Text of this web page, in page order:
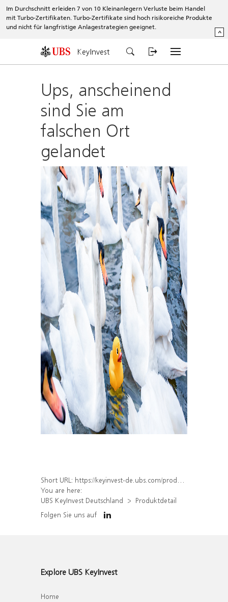
Im Durchschnitt erleiden 7 von 10 Kleinanlegern Verluste beim Handel
mit Turbo-Zertifikaten. Turbo-Zertifikate sind hoch risikoreiche Produkte
und nicht für langfristige Anlagestrategien geeignet.
^
KeyInvest
Ups, anscheinend
sind Sie am
falschen Ort
gelandet
Short URL: https://keyinvest-de.ubs.com/produkt/detail/index/isin/DE000WA8YCG7
You are here:
UBS KeyInvest Deutschland
Produktdetail
Folgen Sie uns auf
Explore UBS KeyInvest
Home